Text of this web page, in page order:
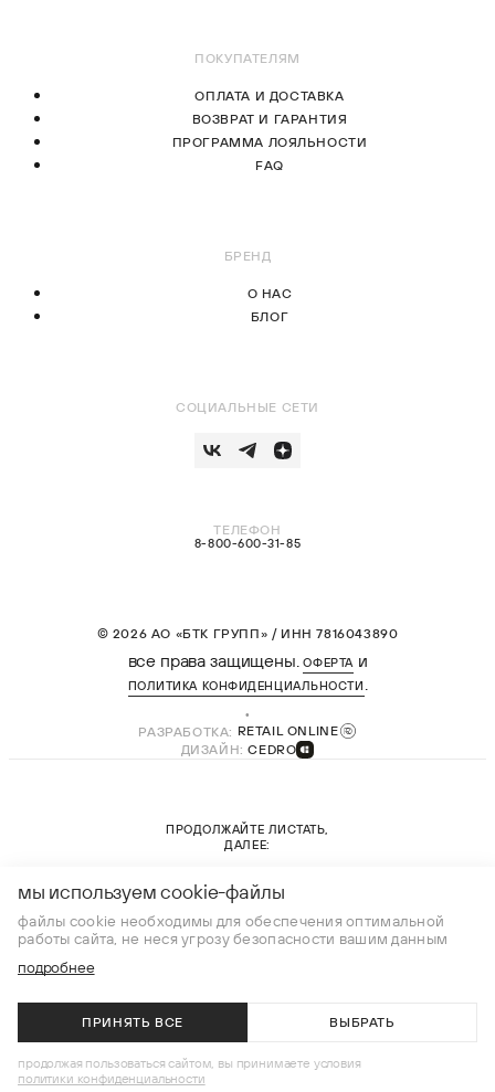
В КОРЗИНУ
СОЦИАЛЬНЫЕ СЕТИ
ТЕЛЕФОН
8-800-600-31-85
ПОКУПАТЕЛЯМ
ОПЛАТА И ДОСТАВКА
ВОЗВРАТ И ГАРАНТИЯ
ПРОГРАММА ЛОЯЛЬНОСТИ
FAQ
БРЕНД
О НАС
БЛОГ
© 2026 АО «БТК ГРУПП» / ИНН 7816043890
все права защищены.ОФЕРТА и
ПОЛИТИКА КОНФИДЕНЦИАЛЬНОСТИ
РАЗРАБОТКА: RETAIL ONLINE
ДИЗАЙН:CEDRO
ПРОДОЛЖАЙТЕ ЛИСТАТЬ,
ДАЛЕЕ:
новая коллекция
мы используем cookie-файлы
файлы cookie необходимы для обеспечения оптимальной
работы сайта, не неся угрозу безопасности вашим данным
подробнее
ПРИНЯТЬ ВСЕ ВЫБРАТЬ
продолжая пользоваться сайтом, вы принимаете условия
политики конфиденциальности